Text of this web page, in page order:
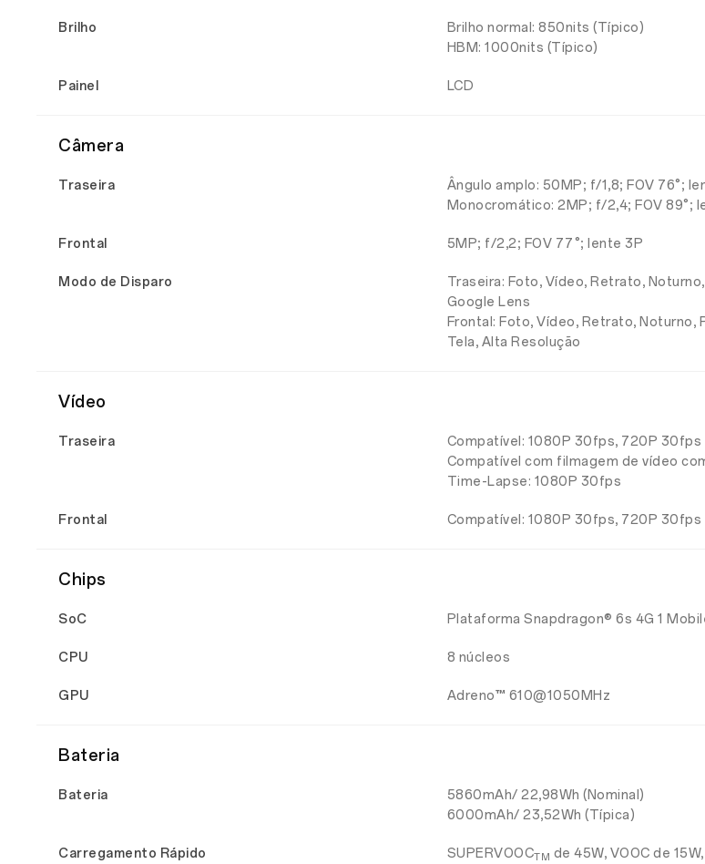
Brilho
Brilho normal: 850nits (Típico)
HBM: 1000nits (Típico)
Painel LCD
Câmera
Traseira
Ângulo amplo: 50MP; f/1,8; FOV 76°;
Monocromático: 2MP; f/2,4; FOV 89°;
Frontal 5MP; f/2,2; FOV 77°; lente 3P
Modo de Disparo
Traseira: Foto, Vídeo, Retrato,
Google Lens
Frontal: Foto, Vídeo, Retrato,
Tela, Alta Resolução
Vídeo
Traseira
Compatível: 1080P 30fps, 720P 30fps
Compatível com filmagem de vídeo
Time-Lapse: 1080P 30fps
Frontal Compatível: 1080P 30fps, 720P 30fps
Chips
SoC Plataforma Snapdragon® 6s 4G 1
CPU 8 núcleos
GPU Adreno™ 610@1050MHz
Bateria
Bateria
5860mAh/ 22,98Wh (Nominal)
6000mAh/ 23,52Wh (Típica)
Carregamento Rápido SUPERVOOCTM de 45W, VOOC de